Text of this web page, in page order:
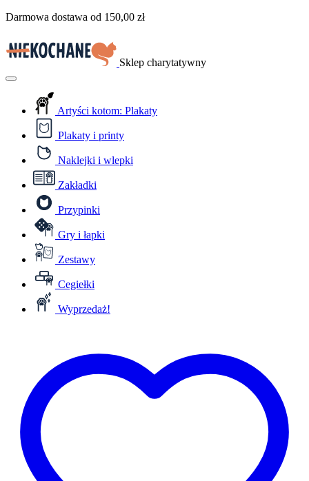
Przejdź
treści
Darmowa dostawa od 150,00 zł
Sklep charytatywny
Menu
Artyści kotom: Plakaty
Plakaty i printy
Naklejki i wlepki
Zakładki
Przypinki
Gry i łapki
Zestawy
Cegiełki
Wyprzedaż!